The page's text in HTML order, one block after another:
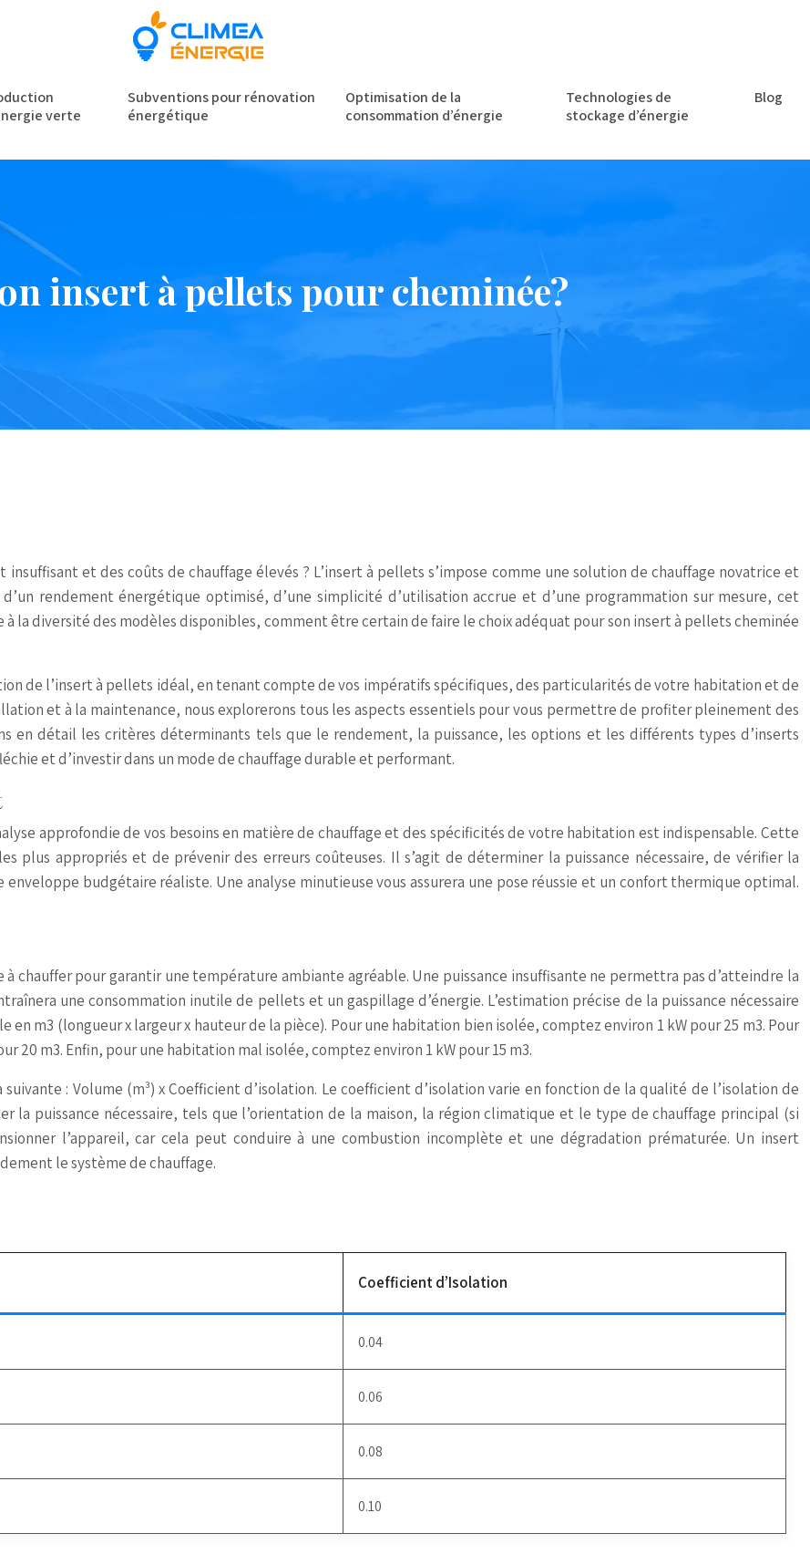
verte
Subventions pour rénovation
énergétique
Optimisation de la
consommation d’énergie
Technologies de
stockage d’énergie
Blog
insert à pellets pour cheminée?
et des coûts de chauffage élevés ? L’insert à pellets s’impose comme une solution de chauffage novatrice et
rendement énergétique optimisé, d’une simplicité d’utilisation accrue et d’une programmation sur mesure, cet
la diversité des modèles disponibles, comment être certain de faire le choix adéquat pour son insert à pellets cheminée
de l’insert à pellets idéal, en tenant compte de vos impératifs spécifiques, des particularités de votre habitation et de
et à la maintenance, nous explorerons tous les aspects essentiels pour vous permettre de profiter pleinement des
en détail les critères déterminants tels que le rendement, la puissance, les options et les différents types d’inserts
et d’investir dans un mode de chauffage durable et performant.
approfondie de vos besoins en matière de chauffage et des spécificités de votre habitation est indispensable. Cette
plus appropriés et de prévenir des erreurs coûteuses. Il s’agit de déterminer la puissance nécessaire, de vérifier la
budgétaire réaliste. Une analyse minutieuse vous assurera une pose réussie et un confort thermique optimal.
chauffer pour garantir une température ambiante agréable. Une puissance insuffisante ne permettra pas d’atteindre la
une consommation inutile de pellets et un gaspillage d’énergie. L’estimation précise de la puissance nécessaire
m3 (longueur x largeur x hauteur de la pièce). Pour une habitation bien isolée, comptez environ 1 kW pour 25 m3. Pour
20 m3. Enfin, pour une habitation mal isolée, comptez environ 1 kW pour 15 m3.
: Volume (m³) x Coefficient d’isolation. Le coefficient d’isolation varie en fonction de la qualité de l’isolation de
la puissance nécessaire, tels que l’orientation de la maison, la région climatique et le type de chauffage principal (si
l’appareil, car cela peut conduire à une combustion incomplète et une dégradation prématurée. Un insert
le système de chauffage.
Coefficient d’Isolation
0.04
0.06
0.08
0.10